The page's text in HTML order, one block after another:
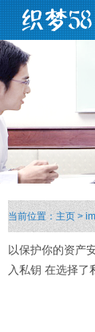
当前位置：主页 >
以保护你的资产
入私钥 在选择了